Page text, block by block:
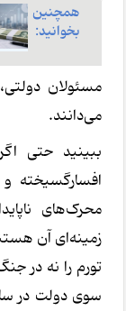
همچنین
بخوانید:
مسئولان
می‌دانند.
ببینید حتی
افسارگسیخته
محرک‌های
زمینه‌ای آن
تورم را نه در